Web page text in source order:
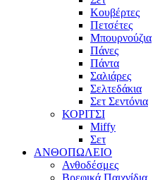
Κουβέρτες
Πετσέτες
Μπουρνούζια
Πάνες
Πάντα
Σαλιάρες
Σελτεδάκια
Σετ Σεντόνια
ΚΟΡΙΤΣΙ
Miffy
Σετ
ΑΝΘΟΠΩΛΕΙΟ
Ανθοδέσμες